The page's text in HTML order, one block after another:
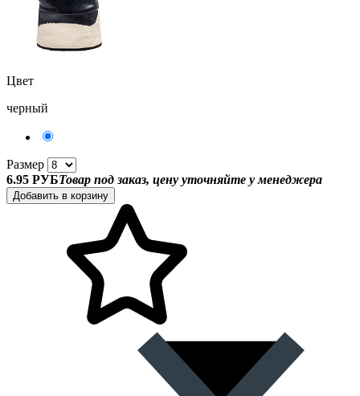
Цвет
черный
Размер
6.95 РУБТовар под заказ, цену уточняйте у менеджера
Добавить в корзину